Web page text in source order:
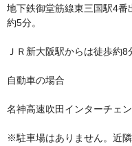
地下鉄御堂筋線東三国駅4
約5分。
ＪＲ新大阪駅からは徒歩約8
自動車の場合
名神高速吹田インターチェ
※駐車場はありません。近